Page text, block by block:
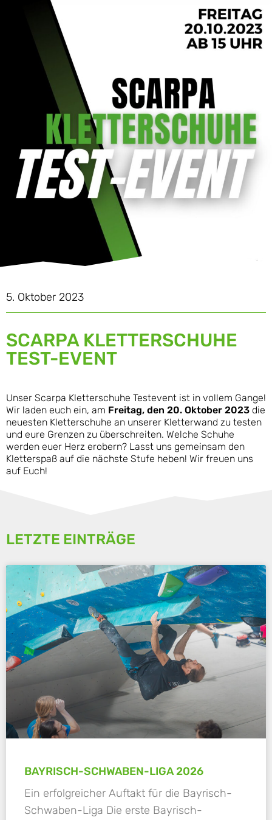
5. Oktober 2023
SCARPA KLETTERSCHUHE
TEST-EVENT
Unser Scarpa Kletterschuhe Testevent ist in vollem Gange!
Wir laden euch ein, am Freitag, den 20. Oktober 2023 die
neuesten Kletterschuhe an unserer Kletterwand zu testen
und eure Grenzen zu überschreiten. Welche Schuhe
werden euer Herz erobern? Lasst uns gemeinsam den
Kletterspaß auf die nächste Stufe heben! Wir freuen uns
auf Euch!
LETZTE EINTRÄGE
BAYRISCH-SCHWABEN-LIGA 2026
Ein erfolgreicher Auftakt für die Bayrisch-
Schwaben-Liga Die erste Bayrisch-